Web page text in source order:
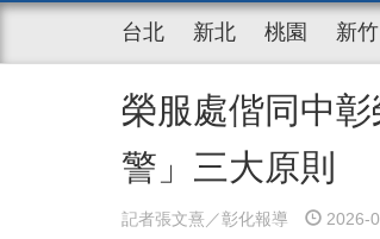
台北 新北 桃園 新竹
榮服處偕同中
警」三大原則
記者張文熹／彰化報導 2026-